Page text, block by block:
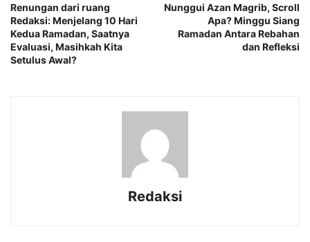
Renungan dari ruang
Redaksi: Menjelang 10 Hari
Kedua Ramadan, Saatnya
Evaluasi, Masihkah Kita
Setulus Awal?
Nunggui Azan Magrib, Scroll
Apa? Minggu Siang
Ramadan Antara Rebahan
dan Refleksi
Redaksi